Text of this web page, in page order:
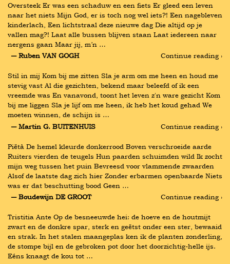
Oversteek Er was een schaduw en een fiets Er gleed een leven
naar het niets Mijn God, er is toch nog wel iets?! Een nagebleven
kinderlach, Een lichtstraal deze nieuwe dag Die altijd op je
vallen mag?! Laat alle bussen blijven staan Laat iedereen naar
nergens gaan Maar jij, m’n …
― Ruben VAN GOGH
Continue reading ›
Stil in mij Kom bij me zitten Sla je arm om me heen en houd me
stevig vast Al die gezichten, bekend maar beleefd of ik een
vreemde was En vanavond, toont het leven z'n ware gezicht Kom
bij me liggen Sla je lijf om me heen, ik heb het koud gehad We
moeten winnen, de schijn is …
― Martin G. BUITENHUIS
Continue reading ›
Piëtà De hemel kleurde donkerrood Boven verschroeide aarde
Ruiters vierden de teugels Hun paarden schuimden wild Ik zocht
mijn weg tussen het puin Bevreesd voor vlammende zwaarden
Alsof de laatste dag zich hier Zonder erbarmen openbaarde Niets
was er dat beschutting bood Geen …
― Boudewijn DE GROOT
Continue reading ›
Tristitia Ante Op de besneeuwde hei: de hoeve en de houtmijt
zwart en de donkre spar, sterk en geëtst onder een ster, bewaaid
en strak. In het stalen maangeplas ken ik de planten zonderling,
de stompe bijl en de gebroken pot door het doorzichtig-helle ijs.
Eéns knaagt de kou tot …